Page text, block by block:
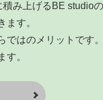
み上げるBE studio
す。
はのメリットです。
。